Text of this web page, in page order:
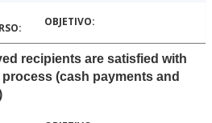
recipients are satisfied with
(cash payments and